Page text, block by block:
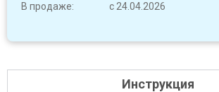
В продаже:
с 24.04.2026
Инструкция